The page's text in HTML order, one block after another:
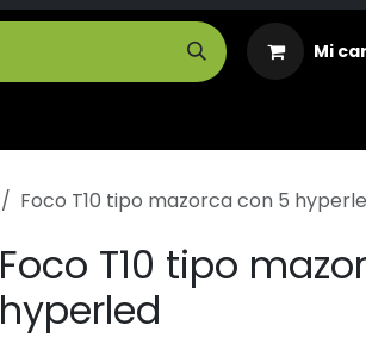
Mi
Foco T10 tipo mazorca con 5
Foco T10 tipo
hyperled